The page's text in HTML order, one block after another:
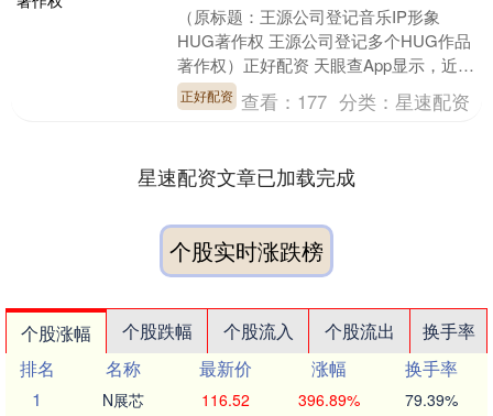
（原标题：王源公司登记音乐IP形象
HUG著作权 王源公司登记多个HUG作品
著作权）正好配资 天眼查App显示，近
日，重庆珺乔文化产业有限公司登记多
个“HUG”作....
正好配资 查看： 177 分类：星速配资
星速配资文章已加载完成
个股实时涨跌榜
个股涨幅 个股跌幅 个股流入 个股流出
换手率
排名
名称 最新价 涨幅
换手率
1
N展芯 116.52 396.89% 79.39%